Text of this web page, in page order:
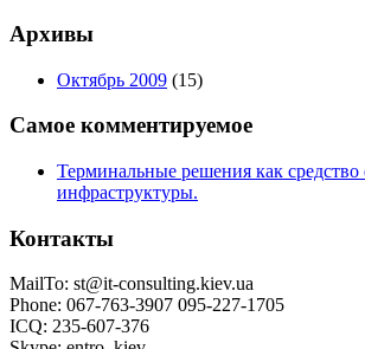
Архивы
Октябрь 2009 (15)
Самое комментируемое
Терминальные решения как
инфраструктуры.
Контакты
MailTo: st@it-consulting.kiev.ua
Phone: 067-763-3907 095-227-1705
ICQ: 235-607-376